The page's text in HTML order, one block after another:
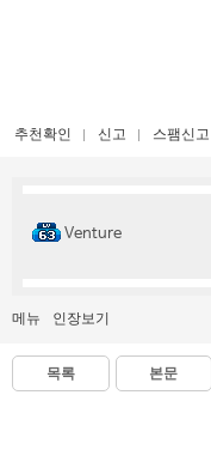
추천확인 신고 스팸신고
Venture
메뉴 인장보기
목록 본문